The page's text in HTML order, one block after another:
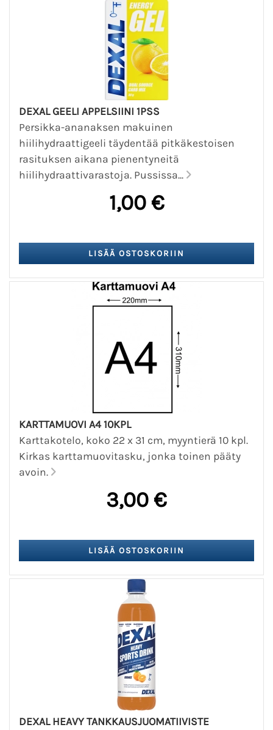
DEXAL GEELI APPELSIINI 1PSS
Persikka-ananaksen makuinen
hiilihydraattigeeli täydentää pitkäkestoisen
rasituksen aikana pienentyneitä
hiilihydraattivarastoja. Pussissa...
1,00 €
KARTTAMUOVI A4 10KPL
Karttakotelo, koko 22 x 31 cm, myyntierä 10 kpl.
Kirkas karttamuovitasku, jonka toinen pääty
avoin.
3,00 €
DEXAL HEAVY TANKKAUSJUOMATIIVISTE